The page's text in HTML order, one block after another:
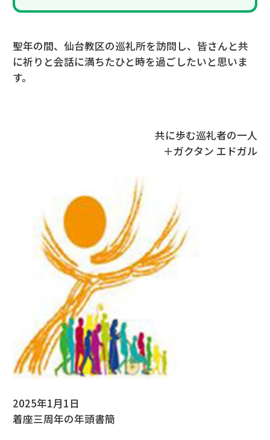
聖年の間、仙台教区の巡礼所を訪問し、皆さんと共
に祈りと会話に満ちたひと時を過ごしたいと思いま
す。
共に歩む巡礼者の一人
＋ガクタン エドガル
2025年1月1日
着座三周年の年頭書簡